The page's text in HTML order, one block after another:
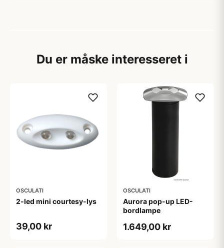
Du er måske interesseret i
OSCULATI
2-led mini courtesy-lys
39,00 kr
OSCULATI
Aurora pop-up LED-
bordlampe
1.649,00 kr